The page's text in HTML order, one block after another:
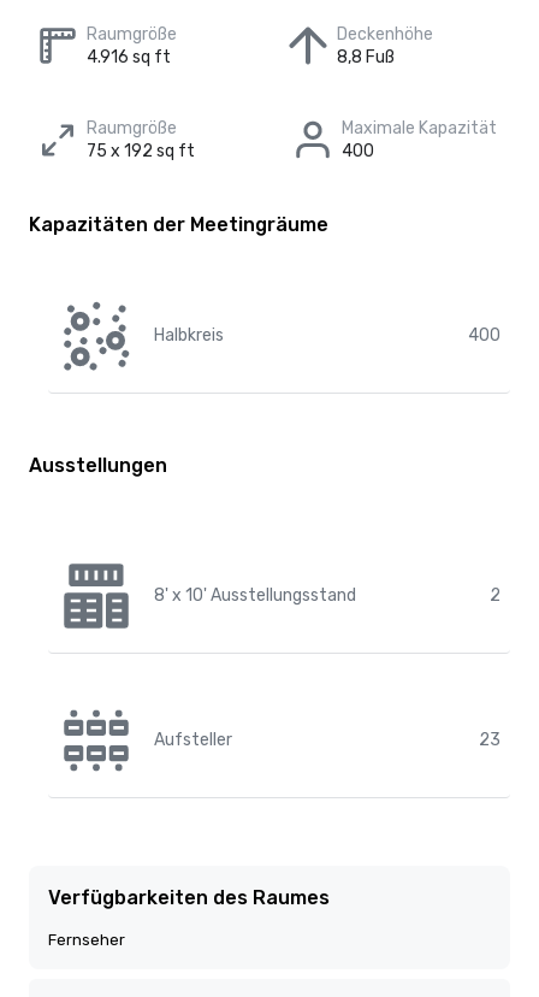
Raumgröße
4.916 sq ft
Deckenhöhe
8,8 Fuß
Raumgröße
75 x 192 sq ft
Maximale Kapazität
400
Kapazitäten der Meetingräume
Halbkreis 400
Ausstellungen
8' x 10' Ausstellungsstand 2
Aufsteller 23
Verfügbarkeiten des Raumes
Fernseher